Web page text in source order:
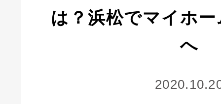
は？浜松でマイホ
へ